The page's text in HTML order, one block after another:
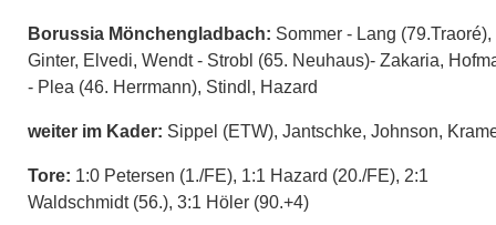
Borussia Mönchengladbach: Sommer - Lang (79.Traoré),
Ginter, Elvedi, Wendt - Strobl (65. Neuhaus)- Zakaria,
- Plea (46. Herrmann), Stindl, Hazard
weiter im Kader: Sippel (ETW), Jantschke, Johnson,
Tore: 1:0 Petersen (1./FE), 1:1 Hazard (20./FE), 2:1
Waldschmidt (56.), 3:1 Höler (90.+4)